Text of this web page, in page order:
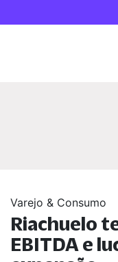
Varejo & Consumo
Riachuelo
EBITDA e